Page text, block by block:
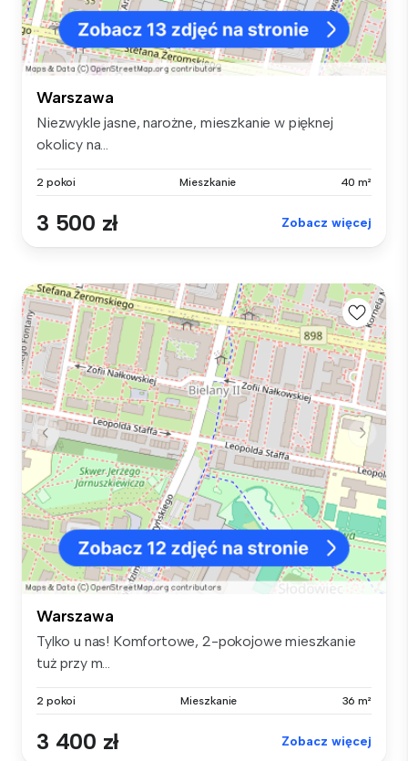
Warszawa
Niezwykle jasne, narożne, mieszkanie w pięknej
okolicy na...
2 pokoi Mieszkanie 40 m²
3 500 zł Zobacz więcej
Warszawa
Tylko u nas! Komfortowe, 2-pokojowe mieszkanie
tuż przy m...
2 pokoi Mieszkanie 36 m²
3 400 zł Zobacz więcej